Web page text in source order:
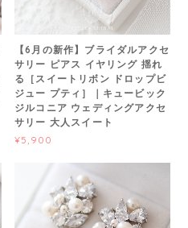
【6月の新作】ブライダルアクセ
サリー ピアス イヤリング 揺れ
る［スイートリボン ドロップビ
ジュー プティ］｜キュービック
ジルコニア ウェディングアクセ
サリー 大人スイート
¥5,900